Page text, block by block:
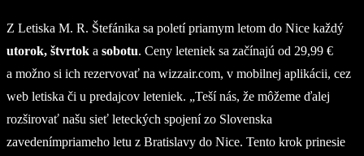
Z Letiska M. R. Štefánika sa poletí priamym letom do Nice každý
utorok, štvrtok a sobotu. Ceny leteniek sa začínajú od 29,99 €
a možno si ich rezervovať na wizzair.com, v mobilnej aplikácii, cez
web letiska či u predajcov leteniek. „Teší nás, že môžeme ďalej
rozširovať našu sieť leteckých spojení zo Slovenska
zavedenímpriameho letu z Bratislavy do Nice. Tento krok prinesie